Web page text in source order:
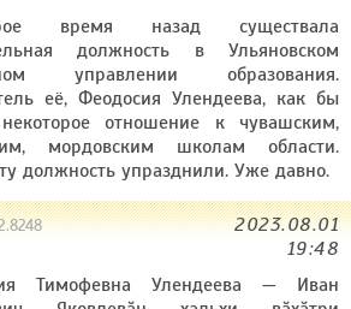
время назад существала
должность в Ульяновском
управлении образования.
её, Феодосия Улендеева, как бы
отношение к чувашским,
мордовским школам области.
должность упразднили. Уже давно.
2023.08.01
19:48
Тимофевна Улендеева — Иван